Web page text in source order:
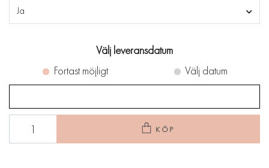
Ja
Välj leveransdatum
Fortast möjligt
Välj datum
KÖP